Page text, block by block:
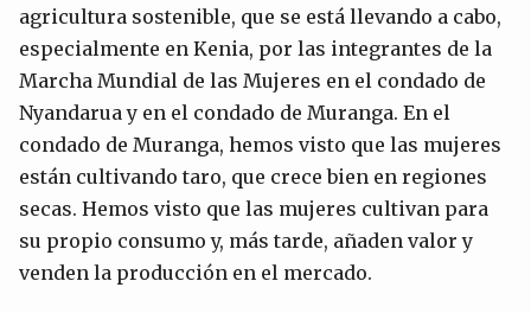
agricultura sostenible, que se está llevando a cabo,
especialmente en Kenia, por las integrantes de la
Marcha Mundial de las Mujeres en el condado de
Nyandarua y en el condado de Muranga. En el
condado de Muranga, hemos visto que las mujeres
están cultivando taro, que crece bien en regiones
secas. Hemos visto que las mujeres cultivan para
su propio consumo y, más tarde, añaden valor y
venden la producción en el mercado.